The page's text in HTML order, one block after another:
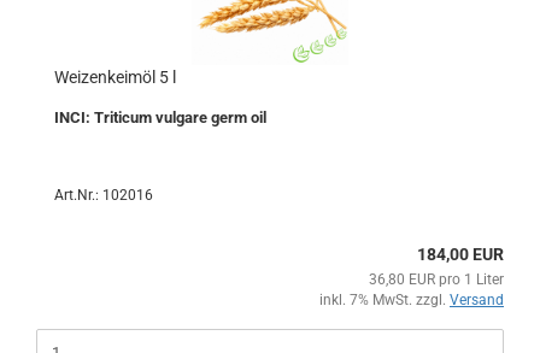
Weizenkeimöl 5 l
INCI: Triticum vulgare germ oil
Art.Nr.: 102016
184,00 EUR
36,80 EUR pro 1 Liter
inkl. 7% MwSt. zzgl. Versand